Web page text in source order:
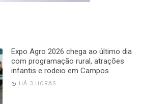
Expo Agro 2026 chega ao último dia
com programação rural, atrações
infantis e rodeio em Campos
HÁ 3 HORAS